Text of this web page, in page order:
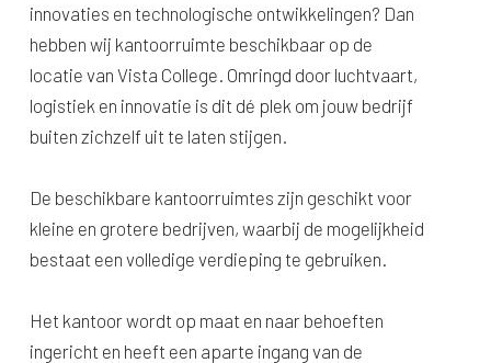
innovaties en technologische ontwikkelingen? Dan
hebben wij kantoorruimte beschikbaar op de
locatie van Vista College. Omringd door luchtvaart,
logistiek en innovatie is dit dé plek om jouw bedrijf
buiten zichzelf uit te laten stijgen.
De beschikbare kantoorruimtes zijn geschikt voor
kleine en grotere bedrijven, waarbij de mogelijkheid
bestaat een volledige verdieping te gebruiken.
Het kantoor wordt op maat en naar behoeften
ingericht en heeft een aparte ingang van de